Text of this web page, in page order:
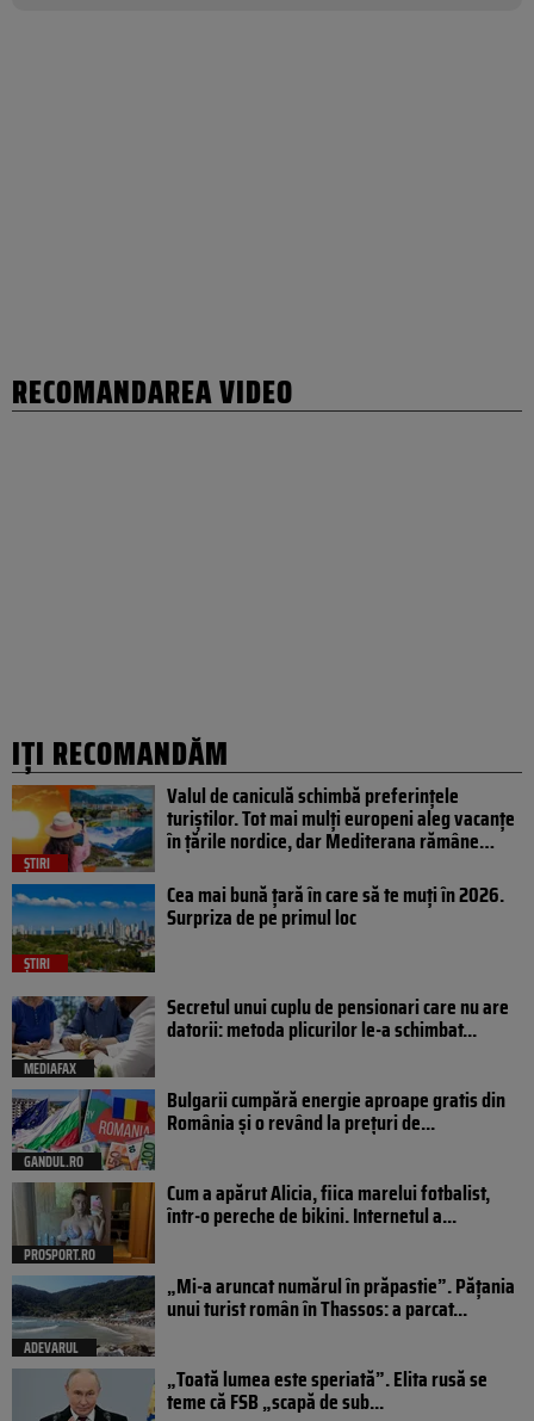
RECOMANDAREA VIDEO
IȚI RECOMANDĂM
ȘTIRI
Valul de caniculă schimbă preferințele
turiștilor. Tot mai mulți europeni aleg vacanțe
în țările nordice, dar Mediterana rămâne…
ȘTIRI
Cea mai bună țară în care să te muți în 2026.
Surpriza de pe primul loc
MEDIAFAX
Secretul unui cuplu de pensionari care nu are
datorii: metoda plicurilor le-a schimbat...
GANDUL.RO
Bulgarii cumpără energie aproape gratis din
România și o revând la prețuri de...
PROSPORT.RO
Cum a apărut Alicia, fiica marelui fotbalist,
într-o pereche de bikini. Internetul a...
ADEVARUL
„Mi-a aruncat numărul în prăpastie”. Pățania
unui turist român în Thassos: a parcat...
„Toată lumea este speriată”. Elita rusă se
teme că FSB „scapă de sub...